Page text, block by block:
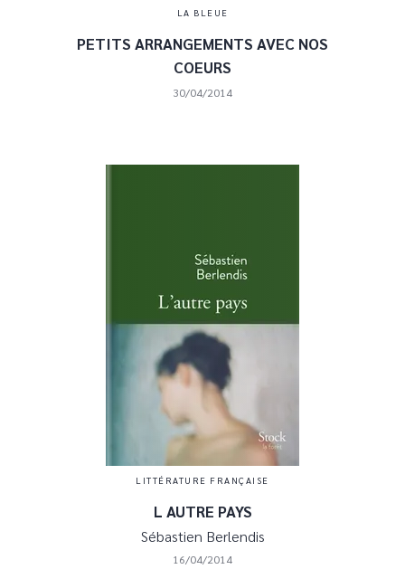
LA BLEUE
PETITS ARRANGEMENTS AVEC NOS
COEURS
30/04/2014
LITTÉRATURE FRANÇAISE
L AUTRE PAYS
Sébastien Berlendis
16/04/2014